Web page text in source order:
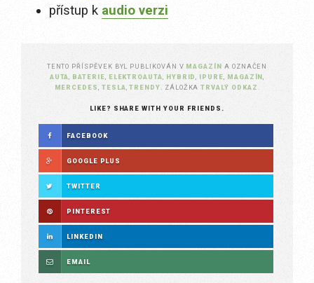
přístup k audio verzi
TENTO PŘÍSPĚVEK BYL PUBLIKOVÁN V MAGAZÍN A OZNAČEN
AUTA
BATERIE ELEKTROAUTA HYBRID IPURE MAGAZÍN
MERCEDES
TESLA ,TRENDY . ZÁLOŽKATRVALÝ ODKAZ
LIKE? SHARE WITH YOUR FRIENDS.
FACEBOOK
GOOGLE PLUS
TWITTER
PINTEREST
LINKEDIN
EMAIL